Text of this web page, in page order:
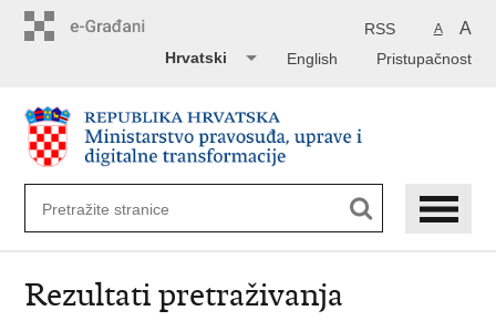
A A
RSS
Pristupačnost
English
Hrvatski
Rezultati pretraživanja